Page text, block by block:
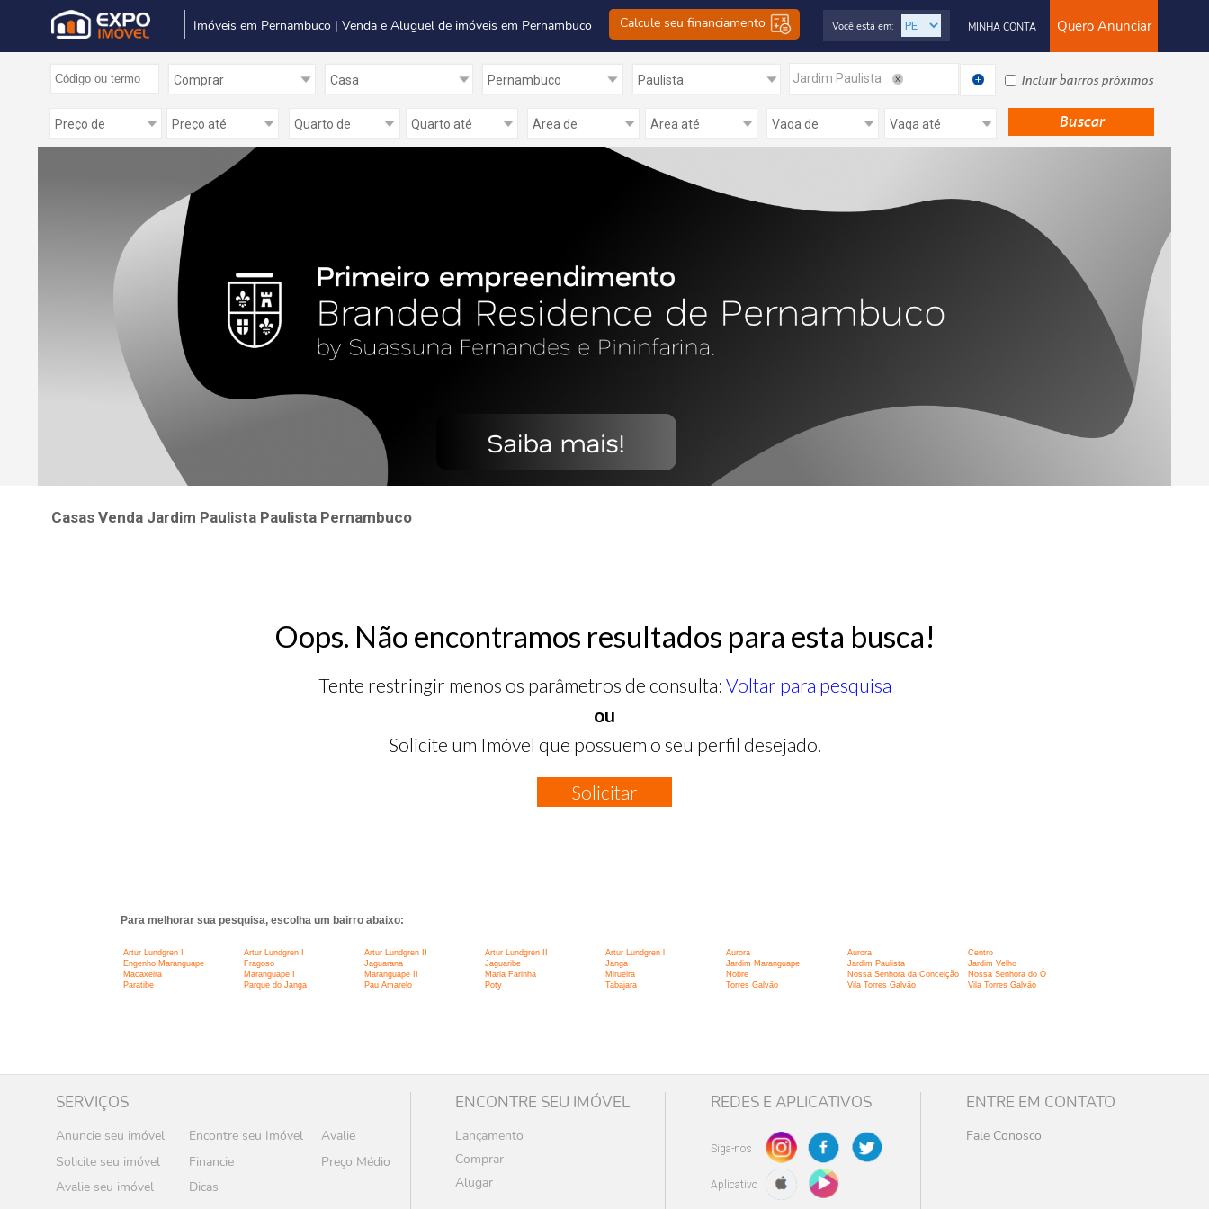
Imóveis em Pernambuco | Venda e Aluguel de imóveis em Pernambuco Calcule seu financiamento Quero Anunciar
MINHA CONTA
Você está em:
Jardim Paulista Incluir bairros próximos
Casas Venda Jardim Paulista Paulista Pernambuco
Oops. Não encontramos resultados para esta busca!
Tente restringir menos os parâmetros de consulta: Voltar para pesquisa
ou
Solicite um Imóvel que possuem o seu perfil desejado.
Solicitar
Para melhorar sua pesquisa, escolha um bairro abaixo:
Artur Lundgren I Artur Lundgren I Artur Lundgren II Artur Lundgren II Artur Lundgren l Aurora Aurora
Centro
Engenho Maranguape
Fragoso Jaguarana Jaguaribe Janga Jardim Maranguape Jardim Paulista
Jardim Velho
Macaxeira
Maranguape I Maranguape II Maria Farinha Mirueira Nobre Nossa Senhora da Conceição
Nossa Senhora do Ó
Paratibe
Parque do Janga Pau Amarelo Poty Tabajara Torres Galvão Vila Torres Galvão Vila Torres Galvão
SERVIÇOS
Anuncie seu imóvel Encontre seu Imóvel
Avalie
Solicite seu imóvel
Financie
Preço Médio
Avalie seu imóvel
Dicas
ENCONTRE SEU IMÓVEL
Lançamento
Comprar
Alugar
REDES E APLICATIVOS
Siga-nos
Aplicativo
ENTRE EM CONTATO
Fale Conosco